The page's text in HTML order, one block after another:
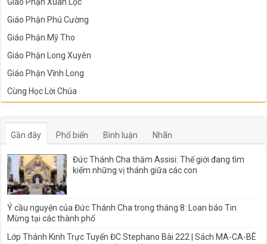
Giáo Phận Phú Cường
Giáo Phận Mỹ Tho
Giáo Phận Long Xuyên
Giáo Phận Vĩnh Long
Cùng Học Lời Chúa
Gần đây Phổ biến Bình luận Nhãn
Đức Thánh Cha thăm Assisi: Thế giới đang tìm
kiếm những vị thánh giữa các con
Ý cầu nguyện của Đức Thánh Cha trong tháng 8: Loan báo Tin
Mừng tại các thành phố
Lớp Thánh Kinh Trực Tuyến ĐC Stephano Bài 222 | Sách MA-CA-BÊ